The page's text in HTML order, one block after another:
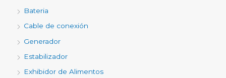
Bateria
Cable de conexión
Generador
Estabilizador
Exhibidor de Alimentos